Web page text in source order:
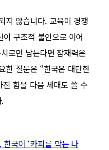
지 않습니다. 교육이 경쟁
구조적 불안으로 이어
로만 남는다면 잠재력은
한 질문은 “한국은 대단한
힘을 다음 세대도 쓸 수
국이 ‘카피를 막는 나